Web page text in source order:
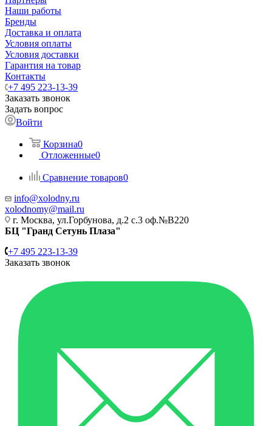
Наши работы
Бренды
Доставка и оплата
Условия оплаты
Условия доставки
Гарантия на товар
Контакты
+7 495 223-13-39
Заказать звонок
Задать вопрос
Войти
Корзина0
Отложенные0
Сравнение товаров0
info@xolodny.ru
xolodnomy@mail.ru
г. Москва, ул.Горбунова, д.2 с.3 оф.№В220
БЦ "Гранд Сетунь Плаза"
+7 495 223-13-39
Заказать звонок